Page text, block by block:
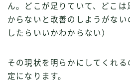
ん。どこが足りていて、どこ
からないと改善のしようがない
したらいいかわからない）
その現状を明らかにしてくれる
定になります。